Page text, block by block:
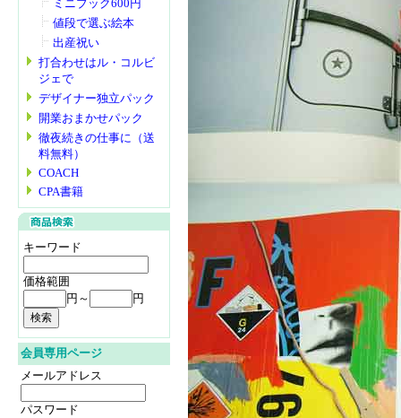
ミニブック600円
値段で選ぶ絵本
出産祝い
打合わせはル・コルビ
ジェで
デザイナー独立パック
開業おまかせパック
徹夜続きの仕事に（送
料無料）
COACH
CPA書籍
キーワード
価格範囲
円～
円
会員専用ページ
メールアドレス
パスワード